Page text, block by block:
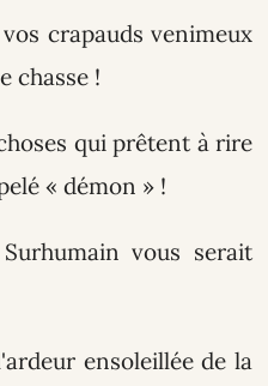
crapauds venimeux
chasse !
qui prêtent à rire
« démon » !
vous serait
ensoleillée de la